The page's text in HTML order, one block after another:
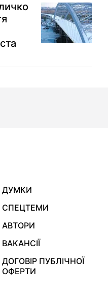
ДУМКИ
СПЕЦТЕМИ
АВТОРИ
ВАКАНСІЇ
ДОГОВІР ПУБЛІЧНОЇ
ОФЕРТИ